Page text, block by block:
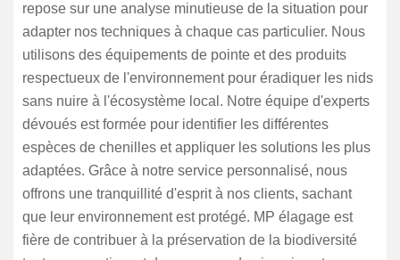
repose sur une analyse minutieuse de la situation pour
adapter nos techniques à chaque cas particulier. Nous
utilisons des équipements de pointe et des produits
respectueux de l'environnement pour éradiquer les nids
sans nuire à l'écosystème local. Notre équipe d'experts
dévoués est formée pour identifier les différentes
espèces de chenilles et appliquer les solutions les plus
adaptées. Grâce à notre service personnalisé, nous
offrons une tranquillité d'esprit à nos clients, sachant
que leur environnement est protégé. MP élagage est
fière de contribuer à la préservation de la biodiversité